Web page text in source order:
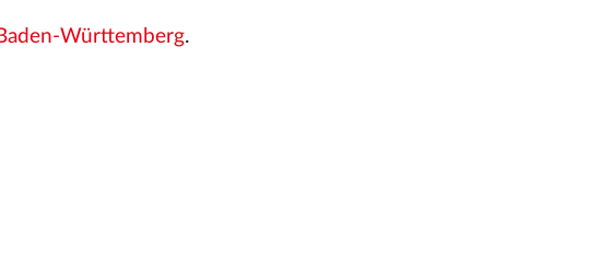
Württemberg.